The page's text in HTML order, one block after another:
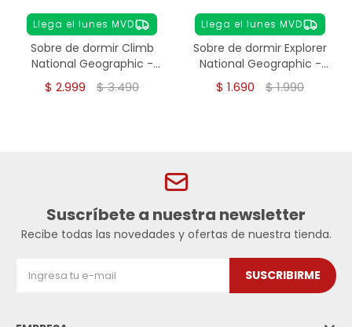
Llega el lunes MVD
Sobre de dormir Climb
National Geographic -
Amarillo
$ 2.999 $3.490
Llega el lunes MVD
Sobre de dormir Explorer
National Geographic -
Amarrillo
$ 1.690 $1.990
Suscríbete a nuestra newsletter
Recibe todas las novedades y ofertas de nuestra tienda.
SUSCRIBIRME